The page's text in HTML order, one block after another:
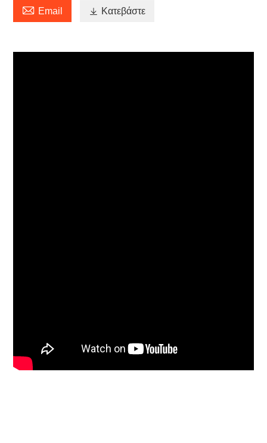
 Email  Κατεβάστε